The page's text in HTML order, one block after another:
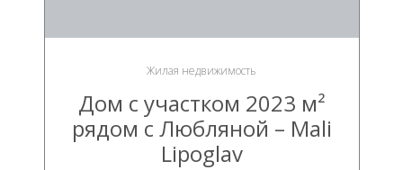
Жилая недвижимость
Дом с участком 2023 м²
рядом с Любляной – Mali
Lipoglav